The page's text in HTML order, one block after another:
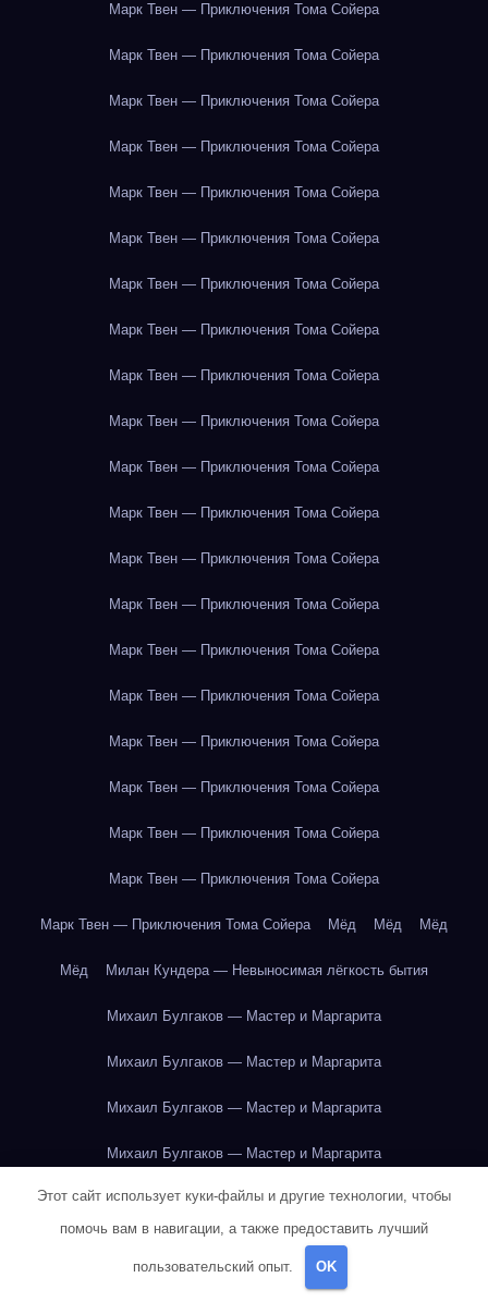
Марк Твен — Приключения Тома Сойера
Марк Твен — Приключения Тома Сойера
Марк Твен — Приключения Тома Сойера
Марк Твен — Приключения Тома Сойера
Марк Твен — Приключения Тома Сойера
Марк Твен — Приключения Тома Сойера
Марк Твен — Приключения Тома Сойера
Марк Твен — Приключения Тома Сойера
Марк Твен — Приключения Тома Сойера
Марк Твен — Приключения Тома Сойера
Марк Твен — Приключения Тома Сойера
Марк Твен — Приключения Тома Сойера
Марк Твен — Приключения Тома Сойера
Марк Твен — Приключения Тома Сойера
Марк Твен — Приключения Тома Сойера
Марк Твен — Приключения Тома Сойера
Марк Твен — Приключения Тома Сойера
Марк Твен — Приключения Тома Сойера
Марк Твен — Приключения Тома Сойера
Марк Твен — Приключения Тома Сойера
Марк Твен — Приключения Тома Сойера Мёд Мёд Мёд
Мёд Милан Кундера — Невыносимая лёгкость бытия
Михаил Булгаков — Мастер и Маргарита
Михаил Булгаков — Мастер и Маргарита
Михаил Булгаков — Мастер и Маргарита
Михаил Булгаков — Мастер и Маргарита
Михаил Булгаков — Мастер и Маргарита
Михаил Булгаков — Мастер и Маргарита
Михаил Булгаков — Мастер и Маргарита
Этот сайт использует куки-файлы и другие технологии, чтобы
помочь вам в навигации, а также предоставить лучший
пользовательский опыт. OK